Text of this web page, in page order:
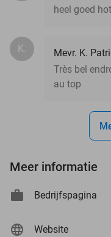
heel goed
K.
Mevr. K.
Très bel
au top
Meer informatie
Bedrijfspagina
Website